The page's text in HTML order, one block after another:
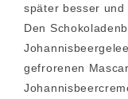
später besser und
Den
gefrorenen